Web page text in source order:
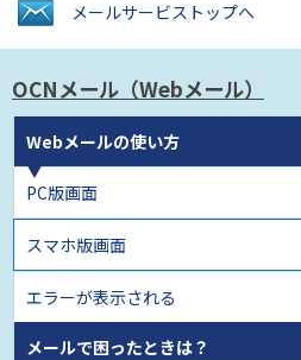
メールサービス トップへ
OCNメール （Webメール）
Webメールの使い方
PC版画面
スマホ版画面
エラーが表示される
メールで困ったときは？